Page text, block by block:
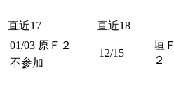
直近17 直近18
01/03 原Ｆ２
不参加
12/15
垣Ｆ
２